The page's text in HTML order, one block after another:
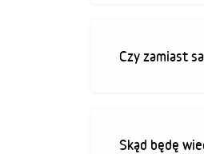
Czy zamiast
Skąd będę